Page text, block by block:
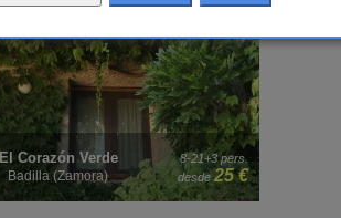
podáis vivir una experiencia inolvidable en buena
8-21+3 pers.
desde 25 €
El Corazón Verde
Badilla (Zamora)